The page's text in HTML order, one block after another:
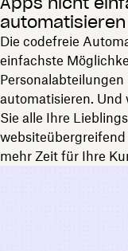
automatisieren
Die codefreie
einfachste
automatisieren. Und
Sie alle Ihre
mehr Zeit für Ihre